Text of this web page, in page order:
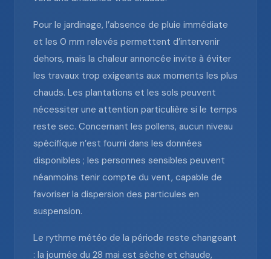
Pour le jardinage, l’absence de pluie immédiate
et les 0 mm relevés permettent d’intervenir
dehors, mais la chaleur annoncée invite à éviter
les travaux trop exigeants aux moments les plus
chauds. Les plantations et les sols peuvent
nécessiter une attention particulière si le temps
reste sec. Concernant les pollens, aucun niveau
spécifique n’est fourni dans les données
disponibles ; les personnes sensibles peuvent
néanmoins tenir compte du vent, capable de
favoriser la dispersion des particules en
suspension.
Le rythme météo de la période reste changeant
: la journée du 28 mai est sèche et chaude,